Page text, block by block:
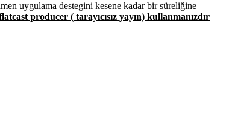
uygulama destegini kesene kadar bir süreliğine
producer ( tarayıcısız yayın) kullanmanızdır